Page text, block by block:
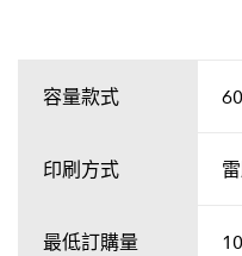
容量款式
印刷方式
最低訂購量